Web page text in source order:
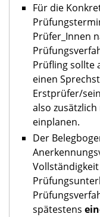
Für die
Prüfer_Innen
Prüfling sollte
einen
Erstprüfer/
also zusätzlich
einplanen.
Der
spätestens